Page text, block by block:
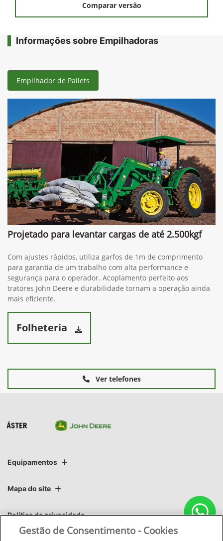
Comparar versão
Informações sobre Empilhadoras
Empilhador de Pallets
Projetado para levantar cargas de até 2.500kgf
Com ajustes rápidos, utiliza garfos de 1m de comprimento
para garantia de um trabalho com alta performance e
segurança para o operador. Acoplamento perfeito aos
tratores John Deere e durabilidade tornam a operação ainda
mais eficiente.
Folheteria
Ver telefones
Equipamentos
Mapa do site
Política de privacidade
Gestão de Consentimento - Cookies